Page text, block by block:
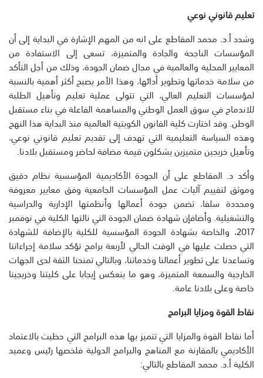
تعليم قانوني نوعي
وشدد أ.د. محمد المقاطع على انه من المهم الإشارة في البداية إلى أن
المؤسسات الناجحة والجادة والمتميزة، تسعى إلى الاستفادة من
المعايير المحلية والعالمية في مجال ضمان الجودة، وذلك من أجل التأكد
من سلامة خدماتها وتطوير أدائها، وهذا الأمر يصبح أكثر أهمية بالنسبة
لمؤسسات التعليم العالي، التي تتولى عملية تعليم وتأهيل الطلبة
للاندماج في سوق العمل الوطني والمساهمة الفاعلة في بناء مستقبل
الوطن. وقد اختارت كلية القانون الكويتية العالمية منذ البداية هذا النهج
وهذه السياسة التعليمية التي تهدف إلى تقديم تعليم قانوني نوعي،
وتأهيل خريجين متميزين يشكلون قيمة مضافة لحاضر ومستقبل بلادنا.
وأكد د. المقاطع على أن الجودة الأكاديمية المؤسسية نظام دقيق
وموثق لتقييم آليات عمل المؤسسات الجامعية وفق معايير معروفة
ومحددة سلفا، تضمن جودة أعمالها وأنظمتها الإدارية والدراسية
والتشغيلية. وأضافإن شهادة ضمان الجودة التي نالتها الكلية في نوفمبر
2017، والخاصة بشهادة الجودة المؤسسية للكلية بالإضافة للشهادة
التي حصلت عليها في الوقت الحالي لأربعة برامج تؤكد سلامة إجراءاتنا
وتساعدنا على تطوير أعمالنا وخدماتنا، وبالتالي تمنحنا الثقة لدى الجهات
الخارجية والسمعة المتميزة، وهو ما ينعكس إيجابا على كليتنا وخريجينا
خاصة وعلى بلادنا عامة.
نقاط القوةومزايا البرامج
أما نقاط القوة والمزايا التي تتميز بها هذه البرامج التي حظيت بالاعتماد
الأكاديمي بالمقارنة مع المناهج والبرامج الدولية فلخصها رئيس وعميد
الكلية أ.د. محمد المقاطع بالتالي: